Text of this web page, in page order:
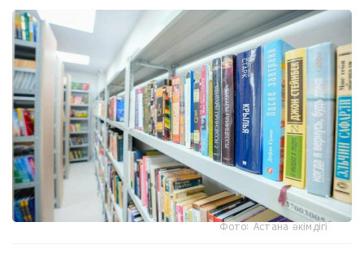
Фото: Астана әкімдігі